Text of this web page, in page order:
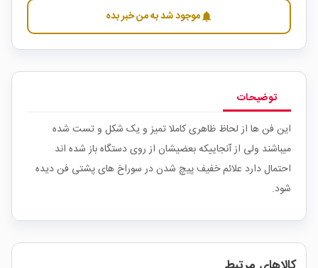
notificationsموجود شد به من خبر بده
توضیحات
این فن ها از لحاظ ظاهری کاملا تمیز و یک شکل و تست شده
میباشند ولی از آنجاییکه بعضیشان از روی دستگاه باز شده اند
احتمال دارد علائم خفیف پیچ شدن در سوراخ های پشتی فن دیده
شود.